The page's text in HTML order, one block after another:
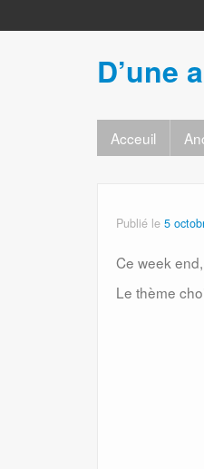
D’une
Acceuil
Publié le 5
Ce week
Le thème